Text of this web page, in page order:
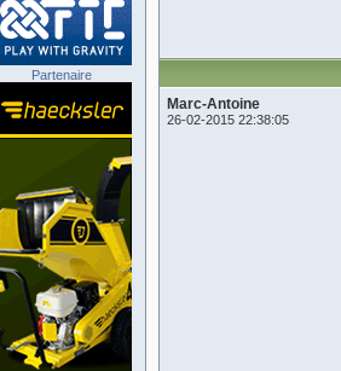
Marc-Antoine
26-02-2015 22:38:05
Partenaire